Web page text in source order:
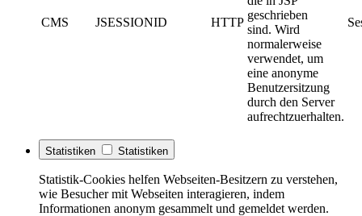
CMS JSESSIONID HTTP
geschrieben
sind. Wird
normalerweise
verwendet, um
eine anonyme
Benutzersitzung
durch den Server
aufrechtzuerhalten.
Statistiken Statistiken
Statistik-Cookies helfen Webseiten-Besitzern zu verstehen,
wie Besucher mit Webseiten interagieren, indem
Informationen anonym gesammelt und gemeldet werden.